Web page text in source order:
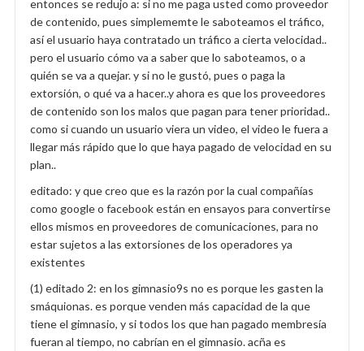
entonces se redujo a: si no me paga usted como proveedor
de contenido, pues simplememte le saboteamos el tráfico,
así el usuario haya contratado un tráfico a cierta velocidad..
pero el usuario cómo va a saber que lo saboteamos, o a
quién se va a quejar. y si no le gustó, pues o paga la
extorsión, o qué va a hacer..y ahora es que los proveedores
de contenido son los malos que pagan para tener prioridad..
como si cuando un usuario viera un video, el video le fuera a
llegar más rápido que lo que haya pagado de velocidad en su
plan..
editado: y que creo que es la razón por la cual compañías
como google o facebook están en ensayos para convertirse
ellos mismos en proveedores de comunicaciones, para no
estar sujetos a las extorsiones de los operadores ya
existentes
(1) editado 2: en los gimnasio9s no es porque les gasten la
smáquionas. es porque venden más capacidad de la que
tiene el gimnasio, y si todos los que han pagado membresía
fueran al tiempo, no cabrían en el gimnasio. acña es